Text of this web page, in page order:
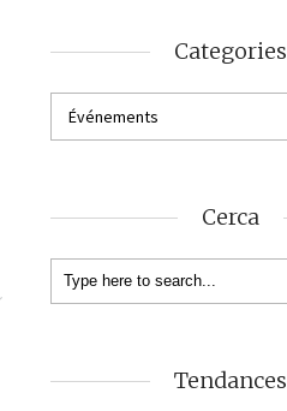
Categories
Cerca
Tendances